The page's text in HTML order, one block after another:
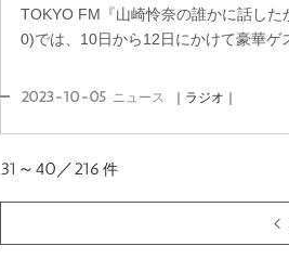
TOKYO FM『山崎怜奈の誰かに話し
0)では、10日から12日にかけて豪華ゲ
2023-10-05 ニュース ｜ラジオ｜
31～40／216 件